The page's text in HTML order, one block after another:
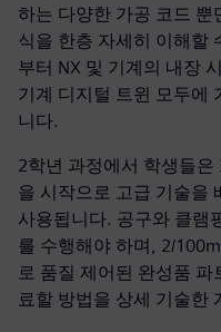
하는 다양한 가공 코드 뿐
식을 한층 자세히 이해할
부터 NX 및 기계의 내장
기계 디지털 트윈 모두에
니다.
2학년 과정에서 학생들
을 시작으로 고급 기술을
사용됩니다. 공구와 클램
를 수행해야 하며, 2/
로 품질 제어된 완성품
료할 방법을 상세 기술한